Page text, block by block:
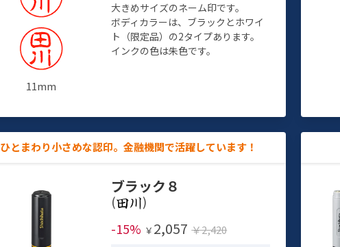
11mm
大きめサイズのネーム印です。
ボディカラーは、ブラックとホワイ
ト（限定品）の2タイプあります。
インクの色は朱色です。
ひとまわり小さめな認印。金融機関で活躍しています！
ブラック８
(
)
-15% ￥ 2,057 ￥2,420